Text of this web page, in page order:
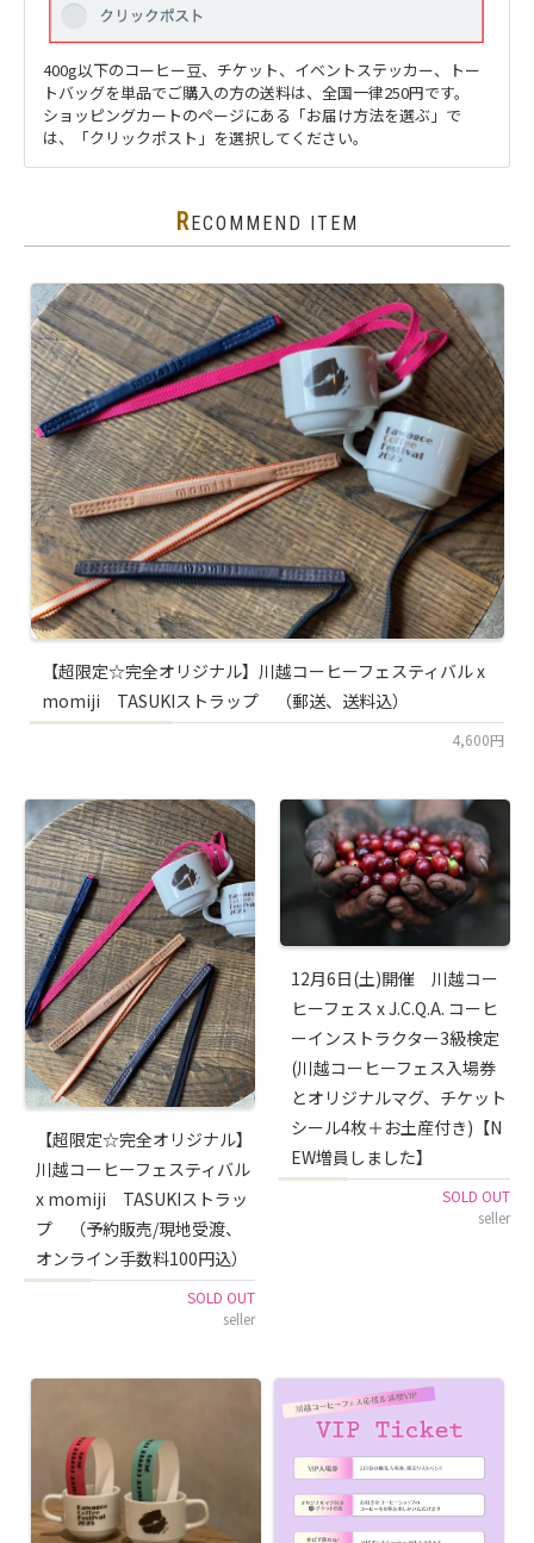
400g以下のコーヒー豆、チケット、イベントステッカー、トー
トバッグを単品でご購入の方の送料は、全国一律250円です。
ショッピングカートのページにある「お届け方法を選ぶ」で
は、「クリックポスト」を選択してください。
RECOMMEND ITEM
【超限定☆完全オリジナル】川越コーヒーフェスティバル x
momiji TASUKIストラップ （郵送、送料込）
4,600円
【超限定☆完全オリジナル】
川越コーヒーフェスティバル
x momiji TASUKIストラッ
プ （予約販売/現地受渡、
オンライン手数料100円込）
SOLD OUT
seller
12月6日(土)開催 川越コー
ヒーフェス x J.C.Q.A. コーヒ
ーインストラクター3級検定
(川越コーヒーフェス入場券
とオリジナルマグ、チケット
シール4枚＋お土産付き)【N
EW増員しました】
SOLD OUT
seller